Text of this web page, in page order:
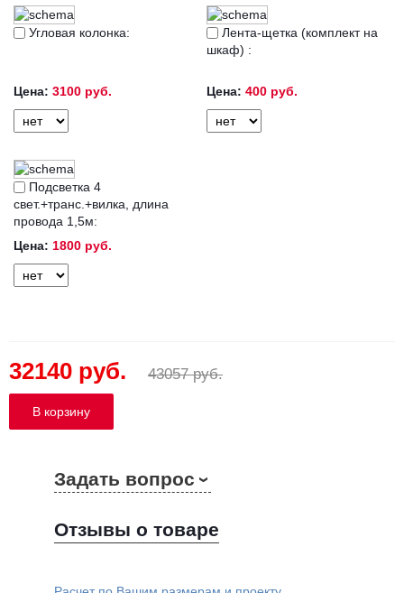
Угловая колонка:
Цена: 3100 руб.
Лента-щетка (комплект на
шкаф) :
Цена: 400 руб.
Подсветка 4
свет.+транс.+вилка, длина
провода 1,5м:
Цена: 1800 руб.
32140 руб. 43057 руб.
Задать вопрос
Отзывы о товаре